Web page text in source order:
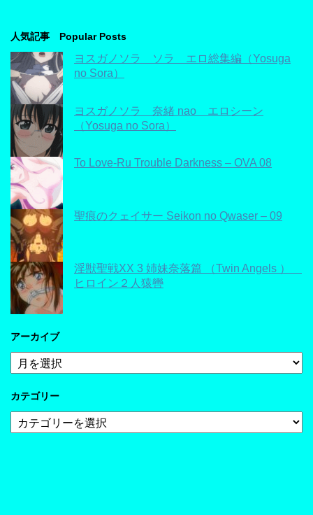
人気記事 Popular Posts
ヨスガノソラ ソラ エロ総集編（Yosuga
no Sora）
ヨスガノソラ 奈緒 nao エロシーン
（Yosuga no Sora）
To Love-Ru Trouble Darkness – OVA 08
聖痕のクェイサー Seikon no Qwaser – 09
淫獣聖戦XX 3 姉妹奈落篇 （Twin Angels ）
ヒロイン２人猿轡
アーカイブ
ア
ー
イ
カテゴリー
テ